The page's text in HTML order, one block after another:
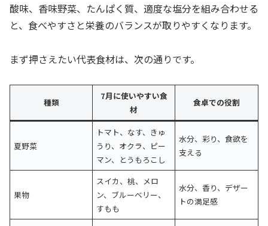
酸味、香味野菜、たんぱく質、適度な塩分を組み合わせる
と、食べやすさと栄養のバランスが取りやすくなります。
まず押さえたい代表食材は、次の通りです。
種類
7月に使いやすい食
材
食卓での役割
夏野菜
トマト、なす、きゅ
うり、オクラ、ピー
マン、とうもろこし
水分、彩り、食欲を
支える
果物
スイカ、桃、メロ
ン、ブルーベリー、
すもも
水分、香り、デザー
トの満足感